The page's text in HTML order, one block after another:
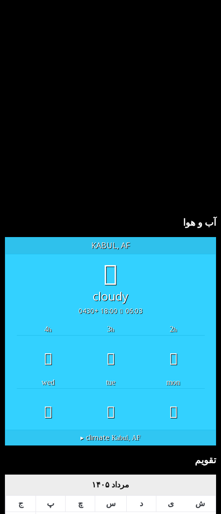
آب و هوا
KABUL, AF
cloudy
06:03
18:00 +0430
2h
3h
4h
mon
tue
wed
Kabul, AF
climate ▸
تقویم
مرداد ۱۴۰۵
ش ی د س چ پ ج